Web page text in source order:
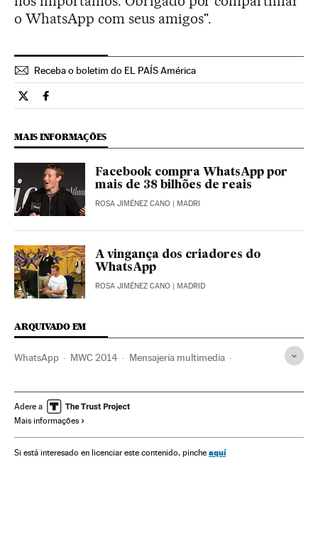
o WhatsApp com seus amigos".
Receba o boletim do EL PAÍS América
Tecnologia El País Brasil en Twitter
Tecnologia El País Brasil en Facebook
MAIS INFORMAÇÕES
Facebook compra WhatsApp por
mais de 38 bilhões de reais
ROSA JIMÉNEZ CANO | MADRI
A vingança dos criadores do
WhatsApp
ROSA JIMÉNEZ CANO | MADRID
ARQUIVADO EM
WhatsApp MWC 2014 Mensajería multimedia
Facebook Aplicações informáticas
Internet Telefonia móvel Programas informáticos
Adere a
Mais informações
Si está interesado en licenciar este contenido, pinche aquí